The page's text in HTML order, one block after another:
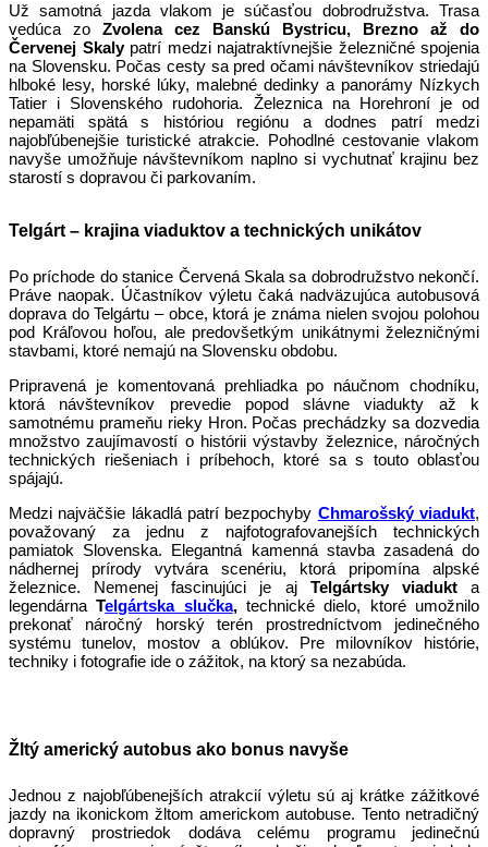
Už samotná jazda vlakom je súčasťou dobrodružstva. Trasa
vedúca zo Zvolena cez Banskú Bystricu, Brezno až do
Červenej Skalypatrí medzi najatraktívnejšie železničné spojenia
na Slovensku. Počas cesty sa pred očami návštevníkov striedajú
hlboké lesy, horské lúky, malebné dedinky a panorámy Nízkych
Tatier i Slovenského rudohoria. Železnica na Horehroní je od
nepamäti spätá s históriou regiónu a dodnes patrí medzi
najobľúbenejšie turistické atrakcie. Pohodlné cestovanie vlakom
navyše umožňuje návštevníkom naplno si vychutnať krajinu bez
starostí s dopravou či parkovaním.
Telgárt – krajina viaduktov a technických unikátov
Po príchode do stanice Červená Skala sa dobrodružstvo nekončí.
Práve naopak. Účastníkov výletu čaká nadväzujúca autobusová
doprava do Telgártu – obce, ktorá je známa nielen svojou polohou
pod Kráľovou hoľou, ale predovšetkým unikátnymi železničnými
stavbami, ktoré nemajú na Slovensku obdobu.
Pripravená je komentovaná prehliadka po náučnom chodníku,
ktorá návštevníkov prevedie popod slávne viadukty až k
samotnému prameňu rieky Hron. Počas prechádzky sa dozvedia
množstvo zaujímavostí o histórii výstavby železnice, náročných
technických riešeniach i príbehoch, ktoré sa s touto oblasťou
spájajú.
Medzi najväčšie lákadlá patrí bezpochyby Chmarošský viadukt,
považovaný za jednu z najfotografovanejších technických
pamiatok Slovenska. Elegantná kamenná stavba zasadená do
nádhernej prírody vytvára scenériu, ktorá pripomína alpské
železnice. Nemenej fascinujúci je aj Telgártsky viadukta
legendárnaTelgártska slučka,technické dielo, ktoré umožnilo
prekonať náročný horský terén prostredníctvom jedinečného
systému tunelov, mostov a oblúkov. Pre milovníkov histórie,
techniky i fotografie ide o zážitok, na ktorý sa nezabúda.
Žltý americký autobus ako bonus navyše
Jednou z najobľúbenejších atrakcií výletu sú aj krátke zážitkové
jazdy na ikonickom žltom americkom autobuse. Tento netradičný
dopravný prostriedok dodáva celému programu jedinečnú